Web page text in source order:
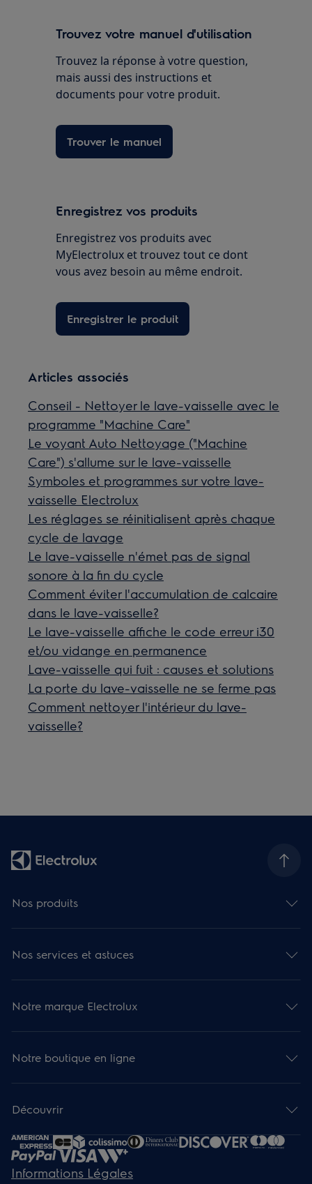
Trouvez votre manuel d'utilisation
Trouvez la réponse à votre question,
mais aussi des instructions et
documents pour votre produit.
Trouver le manuel
Enregistrez vos produits
Enregistrez vos produits avec
MyElectrolux et trouvez tout ce dont
vous avez besoin au même endroit.
Enregistrer le produit
Articles associés
Conseil - Nettoyer le lave-vaisselle avec le
programme "Machine Care"
Le voyant Auto Nettoyage ("Machine
Care") s'allume sur le lave-vaisselle
Symboles et programmes sur votre lave-
vaisselle Electrolux
Les réglages se réinitialisent après chaque
cycle de lavage
Le lave-vaisselle n'émet pas de signal
sonore à la fin du cycle
Comment éviter l'accumulation de calcaire
dans le lave-vaisselle?
Le lave-vaisselle affiche le code erreur i30
et/ou vidange en permanence
Lave-vaisselle qui fuit : causes et solutions
La porte du lave-vaisselle ne se ferme pas
Comment nettoyer l'intérieur du lave-
vaisselle?
Nos produits
Nos services et astuces
Notre marque Electrolux
Notre boutique en ligne
Découvrir
Informations Légales